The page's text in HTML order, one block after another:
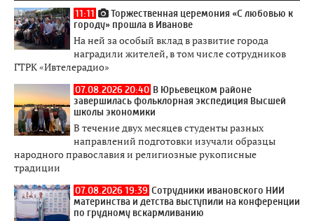
11:11
Торжественная церемония «С любовью к
городу» прошла в Иванове
На ней за особый вклад в развитие города
наградили жителей, в том числе сотрудников
ГТРК «Ивтелерадио»
07.08.2026 20:40 В Юрьевецком районе
завершилась фольклорная экспедиция Высшей
школы экономики
В течение двух месяцев студенты разных
направлений подготовки изучали образцы
народного православия и религиозные рукописные
традиции
07.08.2026 19:39 Сотрудники ивановского НИИ
материнства и детства выступили на конференции
по грудному вскармливанию